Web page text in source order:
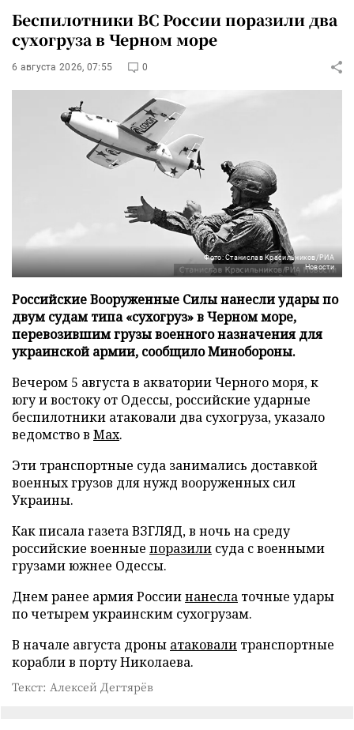
Беспилотники ВС России поразили два
сухогруза в Черном море
6 августа 2026, 07:55 0
Фото: Станислав Красильников/РИА
Новости
Российские Вооруженные Силы нанесли удары по
двум судам типа «сухогруз» в Черном море,
перевозившим грузы военного назначения для
украинской армии, сообщило Минобороны.
Вечером 5 августа в акватории Черного моря, к
югу и востоку от Одессы, российские ударные
беспилотники атаковали два сухогруза, указало
ведомство в Max.
Эти транспортные суда занимались доставкой
военных грузов для нужд вооруженных сил
Украины.
Как писала газета ВЗГЛЯД, в ночь на среду
российские военные поразили суда с военными
грузами южнее Одессы.
Днем ранее армия Россиинанесла точные удары
по четырем украинским сухогрузам.
В начале августа дроны атаковали транспортные
корабли в порту Николаева.
Текст: Алексей Дегтярёв